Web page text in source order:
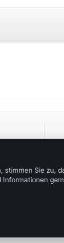
stimmen Sie zu,
Informationen